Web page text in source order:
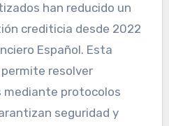
han reducido un
crediticia desde 2022
Español. Esta
resolver
mediante protocolos
seguridad y